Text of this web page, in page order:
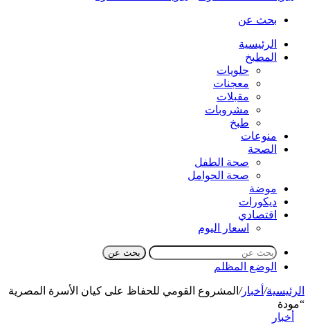
بحث عن
الرئيسية
المطبخ
حلويات
معجنات
مقبلات
مشروبات
طبخ
منوعات
الصحة
صحة الطفل
صحة الحوامل
موضة
ديكورات
اقتصادي
اسعار اليوم
بحث عن
الوضع المظلم
الرئيسية/ أخبار/ المشروع القومي للحفاظ على كيان الأسرة المصرية
“مودة
أخبار